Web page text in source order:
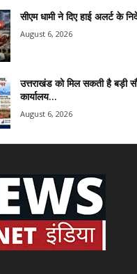
सीएम धामी ने दिए हाई अलर्ट के
August 6, 2026
उत्तराखंड को मिल सकती है बड़ी
कार्यालय...
August 6, 2026